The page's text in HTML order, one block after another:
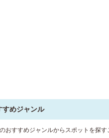
すめジャンル
おすすめジャンルからスポットを探す